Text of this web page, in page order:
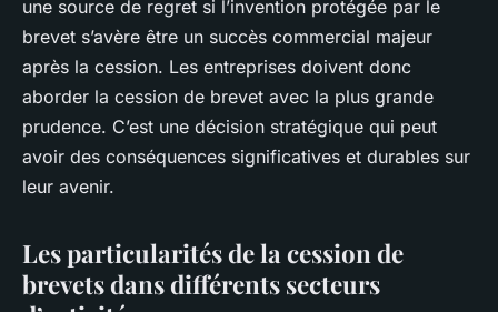
une source de regret si l’invention protégée par le
brevet s’avère être un succès commercial majeur
après la cession. Les entreprises doivent donc
aborder la cession de brevet avec la plus grande
prudence. C’est une décision stratégique qui peut
avoir des conséquences significatives et durables sur
leur avenir.
Les particularités de la cession de
brevets dans différents secteurs